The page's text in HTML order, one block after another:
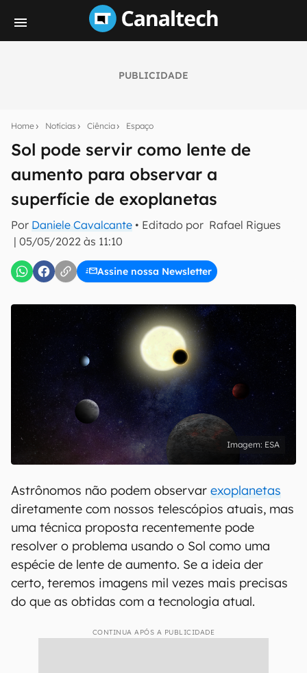
PUBLICIDADE
Home Notícias Ciência Espaço
Sol pode servir como lente de
aumento para observar a
superfície de exoplanetas
Por Daniele Cavalcante • Editado por Rafael Rigues
| 05/05/2022 às 11:10
Assine nossa Newsletter
notícias e reviews sobre tecnologia em primeira
mão.
E-mail
inscreva-se
Confirmo que li, aceito e concordo com os Termos de
Uso e Política de Privacidade do Canaltech.
ESA
Astrônomos não podem observar exoplanetas
diretamente com nossos telescópios atuais, mas
uma técnica proposta recentemente pode
resolver o problema usando o Sol como uma
espécie de lente de aumento. Se a ideia der
certo, teremos imagens mil vezes mais precisas
do que as obtidas com a tecnologia atual.
CONTINUA APÓS A PUBLICIDADE